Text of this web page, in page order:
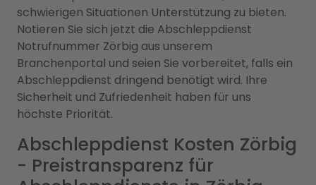
schwierigen Situationen Unterstützung zu bieten.
Notieren Sie sich jetzt die Abschleppdienst
Notrufnummer Zörbig aus unserem
Branchenportal und seien Sie vorbereitet, falls ein
Abschleppdienst dringend benötigt wird. Ihre
Sicherheit und Zufriedenheit haben für uns
höchste Priorität.
Abschleppdienst Kosten Zörbig
- Preistransparenz für